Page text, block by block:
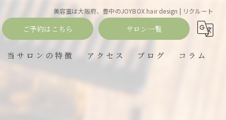
美容室は大阪府、豊中のJOYBOX hair design | リクルート
ご予約はこちら サロン一覧
当サロンの特徴 アクセス
JOYBOX hair design
ブログ コラム